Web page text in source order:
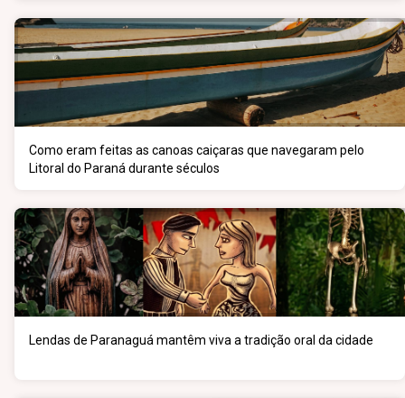
Como eram feitas as canoas caiçaras que navegaram pelo
Litoral do Paraná durante séculos
Lendas de Paranaguá mantêm viva a tradição oral da cidade